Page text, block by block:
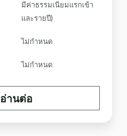
มีค่าธรรมเนียมแรกเข้า
และรายปี)
ไม่กำหนด
ไม่กำหนด
อ่านต่อ